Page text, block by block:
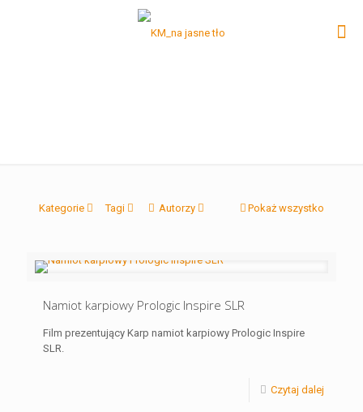
Kategorie Tagi Autorzy Pokaż wszystko
Namiot karpiowy Prologic Inspire SLR
Film prezentujący Karp namiot karpiowy Prologic Inspire
SLR.
Czytaj dalej